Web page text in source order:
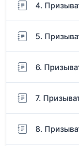
4.
5.
6.
7.
8.